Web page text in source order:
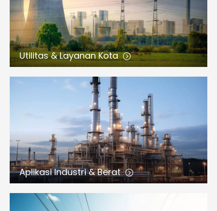
Utilitas & Layanan Kota
Aplikasi Industri & Berat